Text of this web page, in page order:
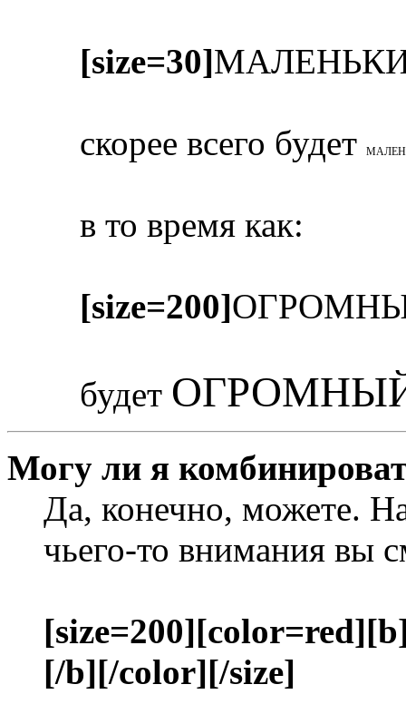
[size=30]
скорее всего будет
в то время как:
[size=200]
будет
Могу ли я
Да, конечно, можете.
чьего-то внимания вы
[/b][/color][/size]